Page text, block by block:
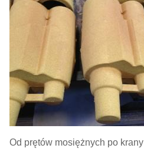
Od prętów mosiężnych po krany